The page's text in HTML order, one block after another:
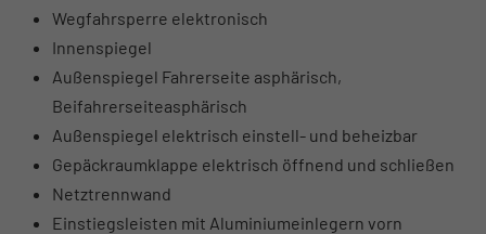
Wegfahrsperre elektronisch
Innenspiegel
Außenspiegel Fahrerseite asphärisch,
Beifahrerseiteasphärisch
Außenspiegel elektrisch einstell- und beheizbar
Gepäckraumklappe elektrisch öffnend und schließen
Netztrennwand
Einstiegsleisten mit Aluminiumeinlegern vorn